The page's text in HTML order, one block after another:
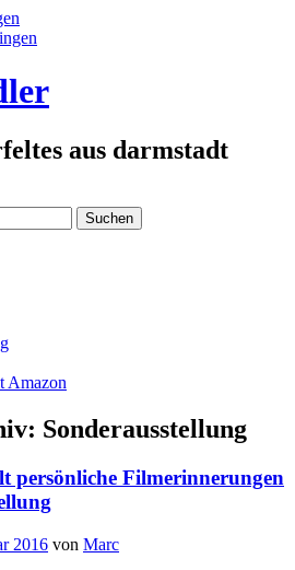
aus darmstadt
Amazon
Sonderausstellung
persönliche Filmerinnerungen
2016 von Marc